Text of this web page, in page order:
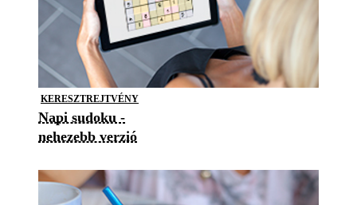
KERESZTREJTVÉNY
Napi sudoku -
nehezebb verzió